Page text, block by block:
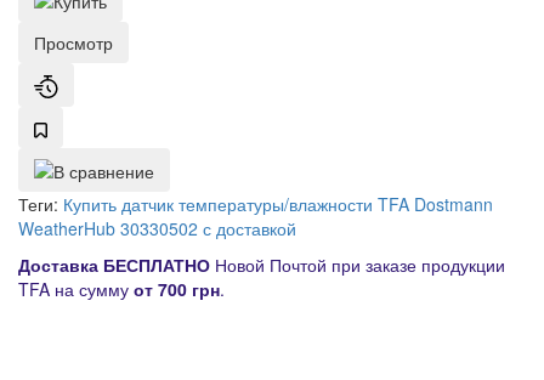
Просмотр
Теги: Купить датчик температуры/влажности TFA Dostmann
WeatherHub 30330502 с доставкой
Доставка БЕСПЛАТНО Новой Почтой при заказе продукции
TFA на сумму от 700 грн.